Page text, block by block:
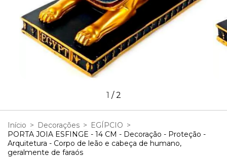
1 /2
Início > Decorações > EGÍPCIO >
PORTA JOIA ESFINGE - 14 CM - Decoração - Proteção -
Arquitetura - Corpo de leão e cabeça de humano,
geralmente de faraós